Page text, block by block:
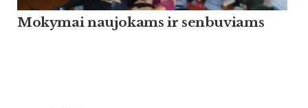
Mokymai naujokams ir senbuviams